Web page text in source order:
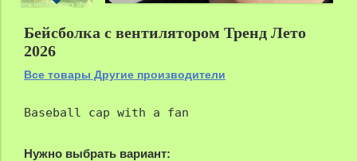
Бейсболка с вентилятором Тренд Лето
2026
Все товары Другие производители
Baseball cap with a fan
Нужно выбрать вариант: